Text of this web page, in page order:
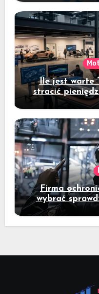
Ile jest warte
stracić
Firma
wybrać